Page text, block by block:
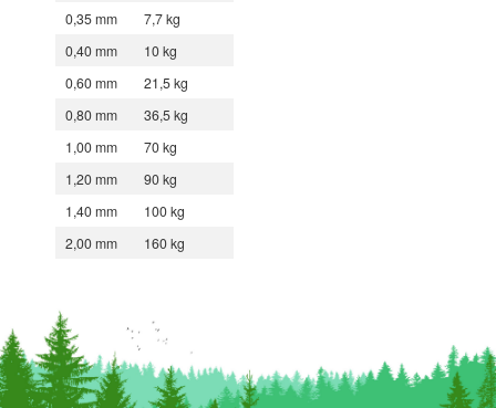
0,35 mm
7,7 kg
0,40 mm
10 kg
0,60 mm
21,5 kg
0,80 mm
36,5 kg
1,00 mm
70 kg
1,20 mm
90 kg
1,40 mm
100 kg
2,00 mm
160 kg